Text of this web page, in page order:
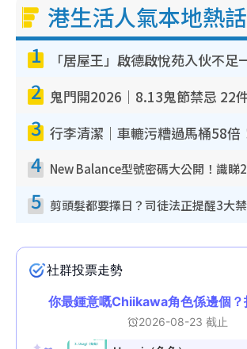
港生活人氣本地熱話
1
2
3
4
5